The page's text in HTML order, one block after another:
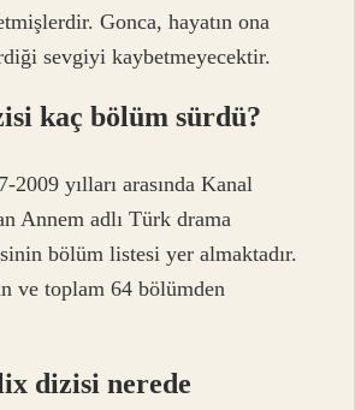
Gonca, hayatın ona
sevgiyi kaybetmeyecektir.
kaç bölüm sürdü?
2009 yılları arasında Kanal
Annem adlı Türk drama
bölüm listesi yer almaktadır.
ve toplam 64 bölümden
dizisi nerede